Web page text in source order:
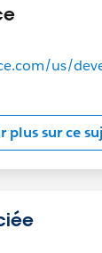
usa group
us/
plus sur ce